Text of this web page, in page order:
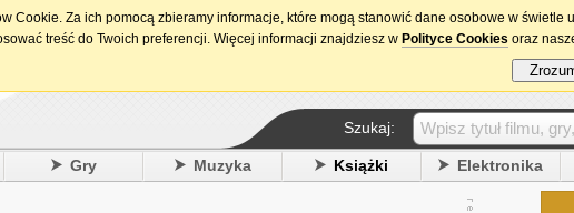
15. urodziny DataPremiery.pl
Szukaj:
Gry Muzyka Książki Elektronika
Cookie. Za ich pomocą zbieramy informacje, które mogą stanowić dane osobowe w świetle
treść do Twoich preferencji. Więcej informacji znajdziesz w Polityce Cookies oraz